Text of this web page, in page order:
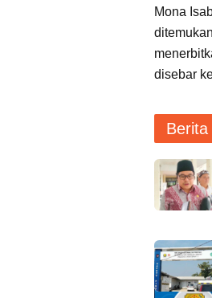
Mona
disebar
Berita